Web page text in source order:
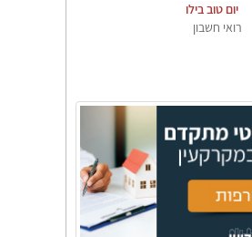
יום טוב בילו
רואי חשבון